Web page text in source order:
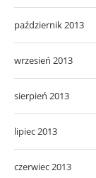
październik 2013
wrzesień 2013
sierpień 2013
lipiec 2013
czerwiec 2013